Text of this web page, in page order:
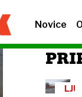
Novice